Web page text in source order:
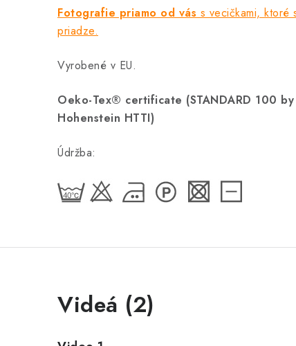
Fotografie priamo od vás s vecičkami,
priadze.
Vyrobené v EU.
Oeko-Tex® certificate (STANDARD 100
Hohenstein HTTI)
Údržba:
Videá (2)